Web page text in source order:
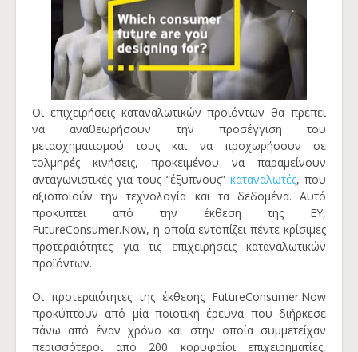
Οι επιχειρήσεις καταναλωτικών προϊόντων θα πρέπει
να αναθεωρήσουν την προσέγγιση του
μετασχηματισμού τους και να προχωρήσουν σε
τολμηρές κινήσεις, προκειμένου να παραμείνουν
ανταγωνιστικές για τους “έξυπνους” καταναλωτές, που
αξιοποιούν την τεχνολογία και τα δεδομένα. Αυτό
προκύπτει από την έκθεση της ΕΥ,
FutureConsumer.Now, η οποία εντοπίζει πέντε κρίσιμες
προτεραιότητες για τις επιχειρήσεις καταναλωτικών
προϊόντων.
Οι προτεραιότητες της έκθεσης FutureConsumer.Now
προκύπτουν από μία ποιοτική έρευνα που διήρκεσε
πάνω από έναν χρόνο και στην οποία συμμετείχαν
περισσότεροι από 200 κορυφαίοι επιχειρηματίες,